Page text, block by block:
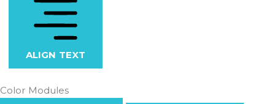
ALIGN TEXT
Color Modules